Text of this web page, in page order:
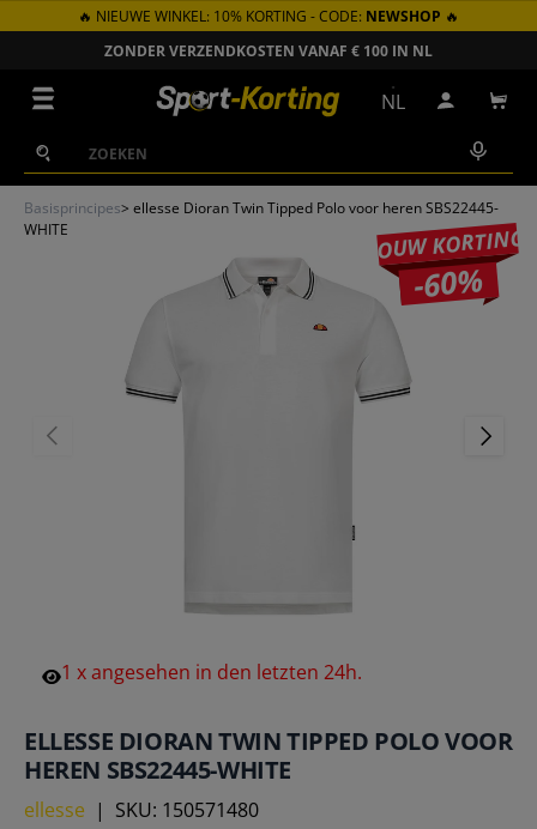
GA NAAR INHOUD
🔥 NIEUWE WINKEL: 10% KORTING - CODE: NEWSHOP 🔥
ZONDER VERZENDKOSTEN VANAF € 100 IN NL
Zoeken
Zoeken
NL Inloggen
Basisprincipes> ellesse Dioran Twin Tipped Polo voor heren SBS22445-
WHITE
JOUW KORTING
-60%
VORIGE
1 xangesehen in den letzten 24h.
ELLESSE DIORAN TWIN TIPPED POLO VOOR
HEREN SBS22445-WHITE
ellesse | SKU: 150571480